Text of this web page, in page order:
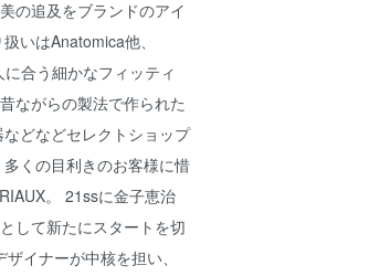
の追及をブランドのアイ
いはAnatomica他、
合う細かなフィッティ
ながらの製法で作られた
どなどセレクトショップ
くの目利きのお客様に惜
。 21ssに金子恵治
して新たにスタートを切
イナーが中核を担い、